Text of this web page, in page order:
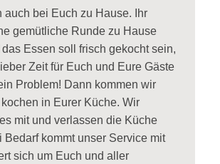
auch bei Euch zu Hause. Ihr
gemütliche Runde zu Hause
Essen soll frisch gekocht sein,
Zeit für Euch und Eure Gäste
Problem! Dann kommen wir
in Eurer Küche. Wir
mit und verlassen die Küche
Bedarf kommt unser Service mit
sich um Euch und aller